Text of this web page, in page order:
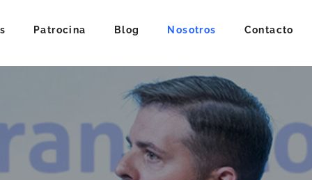
Patrocina Blog Nosotros Contacto